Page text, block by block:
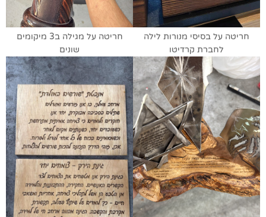
חריטה על בסיסי מנורות לילה
לחברת קרדיטו
חריטה על מגילה ב3 מיקומים
שונים